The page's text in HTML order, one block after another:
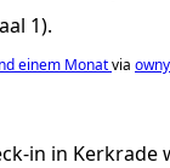
1).
einem Monatvia
in in Kerkrade